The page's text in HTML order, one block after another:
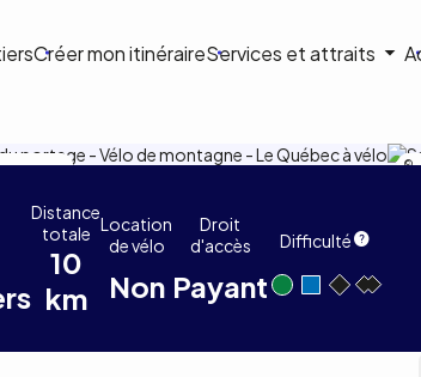
Créer mon itinéraireServices et attraits
MYETTE
Distance
totale
10
km
Location
de vélo
Non
Droit
d'accès
Payant
Difficulté